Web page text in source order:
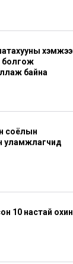
болгож
байна
соёлын
уламжлагчид
10 настай